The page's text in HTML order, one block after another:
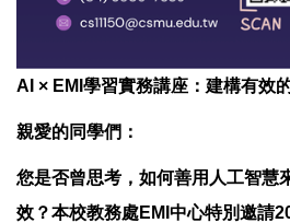
AI × EMI學習實務講座：建構有效
親愛的同學們：
您是否曾思考，如何善用人工智慧
效？本校教務處EMI中心特別邀請